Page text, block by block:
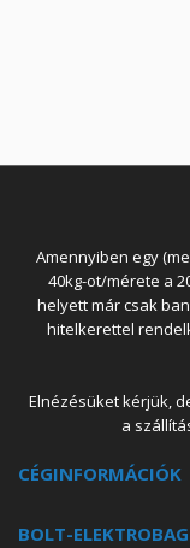
Amennyiben egy
40kg-ot/mérete a
helyett már csak
hitelkerettel
Elnézésüket kérjük,
a
CÉGINFORMÁCIÓK
BOLT-